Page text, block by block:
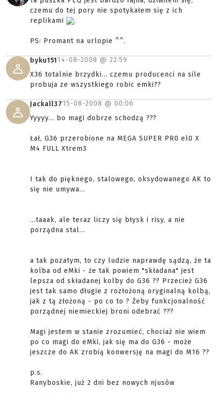
czemu do tej pory nie spotykałem się z ich
replikami
.
PS: Promant na urlopie ^^.
byku15114-08-2008 @ 22:59
X36 totalnie brzydki... czemu producenci na sile
probuja ze wszystkiego robic emki??
Jackall3715-08-2008 @ 00:06
Yyyyy... bo magi dobrze schodzą ???
Łał, G36 przerobione na MEGA SUPER PR0 el0 X
M4 FULL Xtrem3
I tak do pięknego, stalowego, oksydowanego AK to
się nie umywa...
...taaak, ale teraz liczy się błysk i risy, a nie
porządna stal...
a tak pozatym, to czy ludzie naprawdę sądzą, że ta
kolba od eMki - że tak powiem "składana" jest
lepsza od składanej kolby do G36 ?? Przecież G36
jest tak samo długie z rozłożoną oryginalną kolbą,
jak z tą złożoną - po co to ? Żeby funkcjonalność
porządnej niemieckiej broni odebrać ???
Magi jestem w stanie zrozumieć, chociaż nie wiem
po co magi do eMki, jak się ma do G36 - może
jeszcze do AK zrobią konwersję na magi do M16 ??
p.s.
Ranyboskie, już 2 dni bez nowych njusów